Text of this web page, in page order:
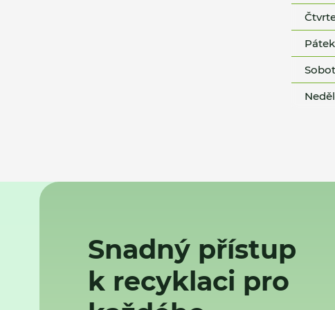
Snadný přístup
k recyklaci pro